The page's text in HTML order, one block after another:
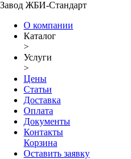
Завод ЖБИ-Стандарт
О компании
Каталог
>
Услуги
>
Цены
Статьи
Доставка
Оплата
Документы
Контакты
Корзина
Оставить заявку